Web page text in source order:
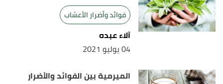
فوائد وأضرار الأعشاب
آلاء عبده
04 يوليو 2021
الميرمية بين الفوائد والأضرار